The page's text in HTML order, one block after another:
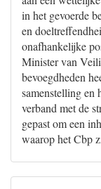
in het gevoerde
en
onafhankelijke
Minister van
bevoegdheden
samenstelling en
verband met de
gepast om een
waarop het Cbp